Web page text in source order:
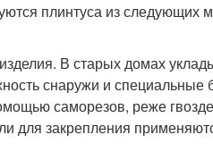
плинтуса из следующих
В старых домах
снаружи и специальные
саморезов, реже
для закрепления